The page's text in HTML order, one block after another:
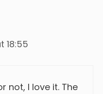
18:55
not, I love it. The